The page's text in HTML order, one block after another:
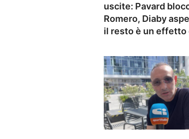
uscite: Pavard
Romero, Diaby
il resto è un effetto